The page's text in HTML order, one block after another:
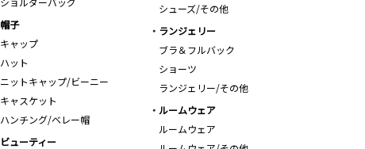
シューズ/その他
帽子
キャップ
ハット
ニットキャップ/ビーニー
キャスケット
ハンチング/ベレー帽
ランジェリー
ブラ＆フルバック
ショーツ
ランジェリー/その他
ルームウェア
ルームウェア
ビューティー